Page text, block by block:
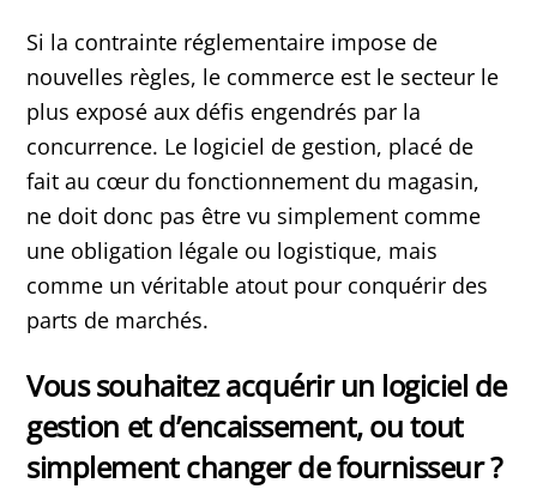
Si la contrainte réglementaire impose de
nouvelles règles, le commerce est le secteur le
plus exposé aux défis engendrés par la
concurrence. Le logiciel de gestion, placé de
fait au cœur du fonctionnement du magasin,
ne doit donc pas être vu simplement comme
une obligation légale ou logistique, mais
comme un véritable atout pour conquérir des
parts de marchés.
Vous souhaitez acquérir un logiciel de
gestion et d’encaissement, ou tout
simplement changer de fournisseur ?